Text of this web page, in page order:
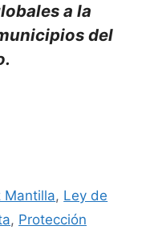
a la
del
Mantilla, Ley de
, Protección